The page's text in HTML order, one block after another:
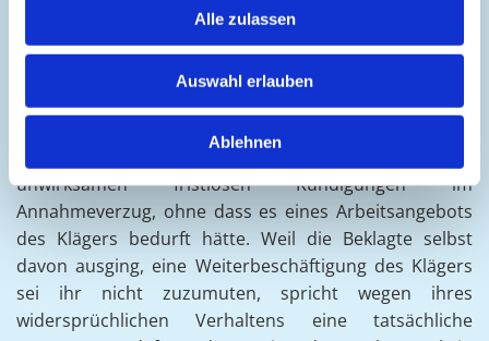
Alle zulassen
Auswahl erlauben
Ablehnen
nicht angenommen habe. Der Kläger sei deshalb nicht
leistungswillig iSd. § 297 BGB gewesen.
Die vom Fünften Senat des Bundesarbeitsgerichts
nachträglich zugelassene Revision des Klägers war
unwirksamen fristlosen Kündigungen im
Annahmeverzug, ohne dass es eines Arbeitsangebots
des Klägers bedurft hätte. Weil die Beklagte selbst
davon ausging, eine Weiterbeschäftigung des Klägers
sei ihr nicht zuzumuten, spricht wegen ihres
widersprüchlichen Verhaltens eine tatsächliche